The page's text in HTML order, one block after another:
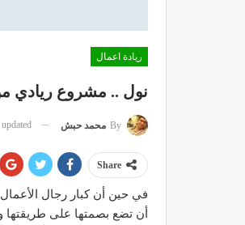
ريادة اعمال
نول .. مشروع ريادي
By محمد حبش
Share
في حين أن كبار رجال الأعمال
أن تضع بصمتها على طريقتها